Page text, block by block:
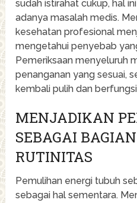
sudah istirahat cukup, hal
adanya masalah medis.
kesehatan profesional
mengetahui penyebab
Pemeriksaan menyeluruh
penanganan yang sesuai,
kembali pulih dan
MENJADIKAN
SEBAGAI
RUTINITAS
Pemulihan energi tubuh
sebagai hal sementara.